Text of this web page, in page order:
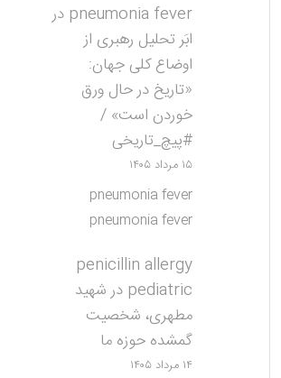
pneumonia fever در
ابَر تحلیل رهبری از
اوضاع کلی جهان:
«تاریخ در حال ورق
خوردن است» /
#پیچ_تاریخی
۱۵ مرداد ۱۴۰۵
pneumonia fever
pneumonia fever
penicillin allergy
pediatric درشهید
مطهری، شخصیت
گمشده حوزه ما
۱۴ مرداد ۱۴۰۵